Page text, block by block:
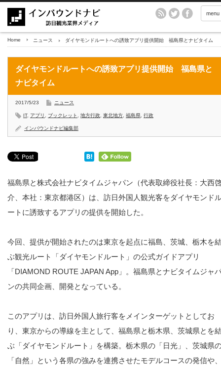
menu
Home ニュース ダイヤモンドルートへの誘致アプリ提供開始 福島県とナビタイム
ダイヤモンドルートへの誘致アプリ提供開始 福島県と
ナビタイム
2017/5/23 ニュース
IT, アプリ ブックレット 地方行政 東北地方 福島県 行政
インバウンドナビ編集部
福島県と株式会社ナビタイムジャパン（代表取締役社長：大西
介、本社：東京都港区）は、訪日外国人観光客をダイヤモンド
ートに誘致するアプリの提供を開始した。
今回、提供が開始されたのは東京を起点に福島、茨城、栃木を
ぶ観光ルート「ダイヤモンドルート」の公式ガイドアプリ
「DIAMOND ROUTE JAPAN App」。福島県とナビタイムジャ
ンの共同企画、開発となっている。
このアプリは、訪日外国人旅行客をメインターゲットとしてお
り、東京からの導線を主として、福島県と栃木県、茨城県とを
ぶ「ダイヤモンドルート」を構築。栃木県の「日光」、茨城県
「自然」という各県の強みを連携させたモデルコースの発信や